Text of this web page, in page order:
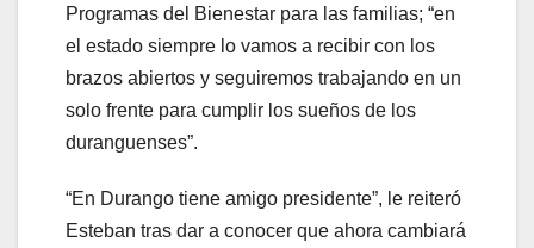
Programas del Bienestar para las familias; “en
el estado siempre lo vamos a recibir con los
brazos abiertos y seguiremos trabajando en un
solo frente para cumplir los sueños de los
duranguenses”.
“En Durango tiene amigo presidente”, le reiteró
Esteban tras dar a conocer que ahora cambiará